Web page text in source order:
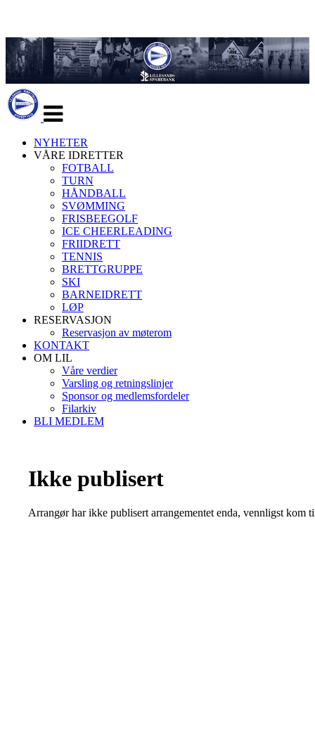
navigasjon
NYHETER
VÅRE IDRETTER
FOTBALL
TURN
HÅNDBALL
SVØMMING
FRISBEEGOLF
ICE CHEERLEADING
FRIIDRETT
TENNIS
BRETTGRUPPE
SKI
BARNEIDRETT
LØP
RESERVASJON
Reservasjon av møterom
KONTAKT
OM LIL
Våre verdier
Varsling og retningslinjer
Sponsor og medlemsfordeler
Filarkiv
BLI MEDLEM
Ikke publisert
Arrangør har ikke publisert arrangementet enda, vennligst kom